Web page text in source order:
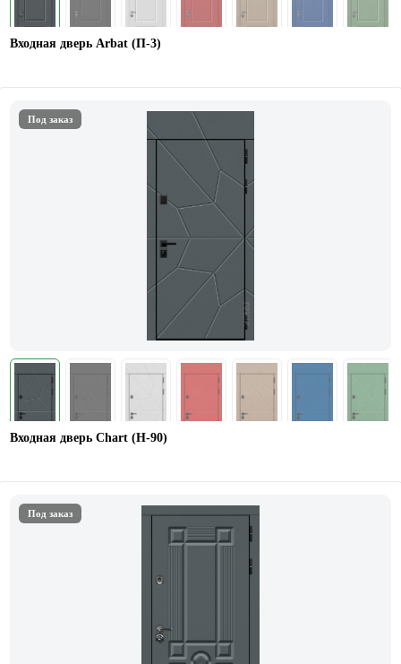
Входная дверь Arbat (П-3)
Под заказ
Входная дверь Chart (Н-90)
Под заказ